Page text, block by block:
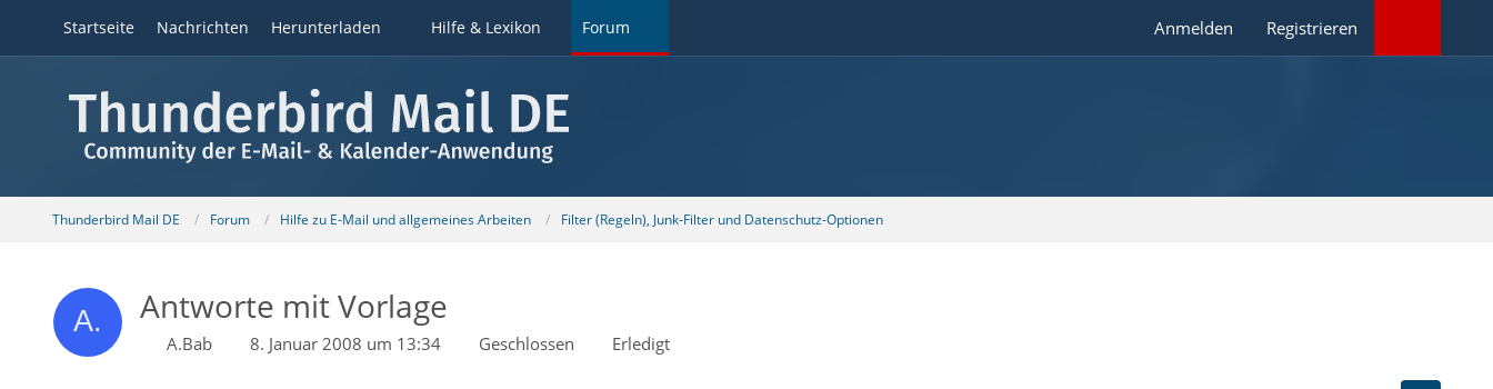
Startseite Nachrichten Herunterladen Hilfe & Lexikon Forum Anmelden Registrieren
Thunderbird Mail DE Forum Hilfe zu E-Mail und allgemeines Arbeiten Filter (Regeln), Junk-Filter und Datenschutz-Optionen
Antworte mit Vorlage
A.Bab 8. Januar 2008 um 13:34 Geschlossen Erledigt